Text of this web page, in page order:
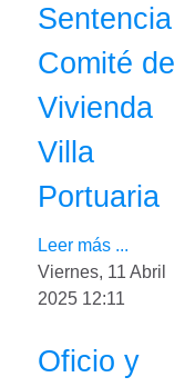
Sentencia
Comité de
Vivienda
Villa
Portuaria
Leer más ...
Viernes, 11 Abril
2025 12:11
Oficio y